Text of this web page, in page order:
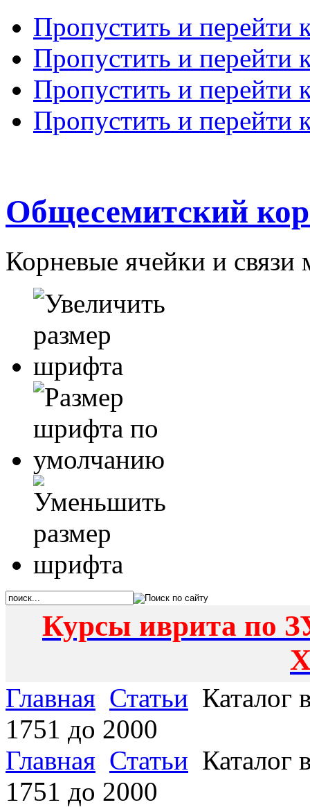
Пропустить и перейти
Пропустить и перейти
Пропустить и перейти
Пропустить и перейти
Общесемитский
Корневые ячейки и
Курсы иврита по
Главная Статьи Каталог
1751 до 2000
Главная Статьи Каталог
1751 до 2000